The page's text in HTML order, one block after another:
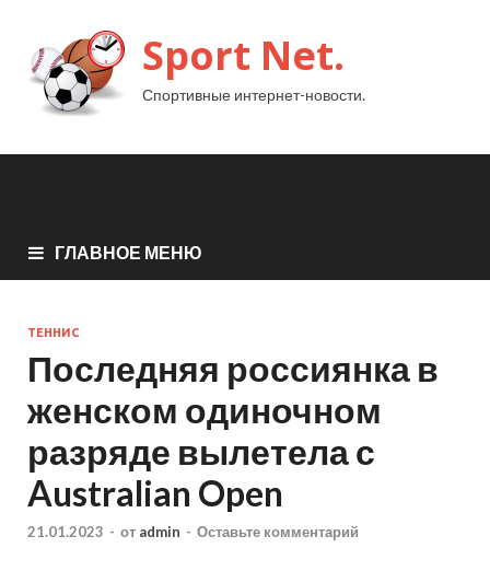
Sport Net.
Спортивные интернет-новости.
ГЛАВНОЕ МЕНЮ
ТЕННИС
Последняя россиянка в
женском одиночном
разряде вылетела с
Australian Open
21.01.2023 - от admin - Оставьте комментарий